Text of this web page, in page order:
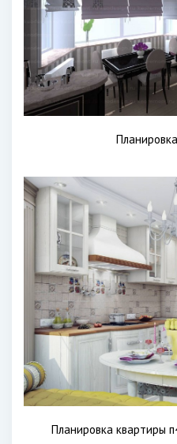
Планировка квартиры